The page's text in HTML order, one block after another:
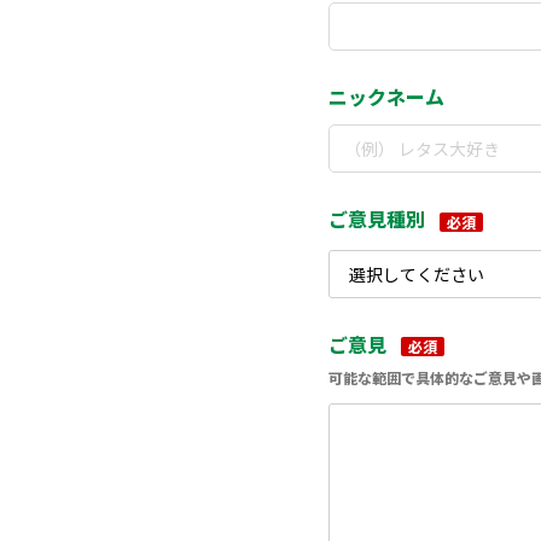
ニックネーム
ご意見種別 必須
ご意見
必須
可能な範囲で具体的なご意見や